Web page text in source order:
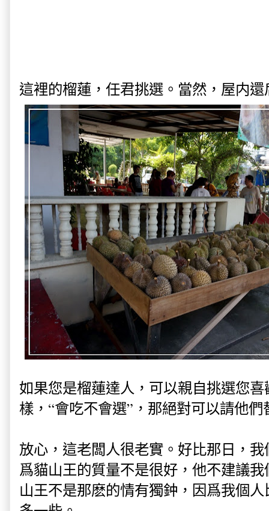
這裡的榴蓮，任君挑選。當然，屋内
如果您是榴蓮達人，可以親自挑選您
樣，“會吃不會選”，那絕對可以請他們
放心，這老闆人很老實。好比那日，
爲貓山王的質量不是很好，他不建議
山王不是那麽的情有獨鈡，因爲我個